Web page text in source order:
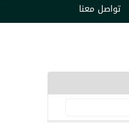
تواصل معنا